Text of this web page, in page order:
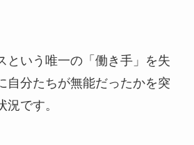
という唯一の「働き手」を失
自分たちが無能だったかを突
です。